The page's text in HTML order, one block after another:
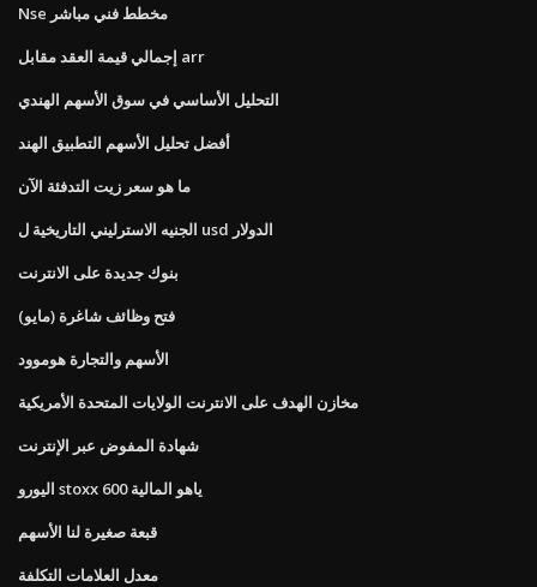
Nse مخطط فني مباشر
إجمالي قيمة العقد مقابل arr
التحليل الأساسي في سوق الأسهم الهندي
أفضل تحليل الأسهم التطبيق الهند
ما هو سعر زيت التدفئة الآن
الجنيه الاسترليني التاريخية ل usd الدولار
بنوك جديدة على الانترنت
فتح وظائف شاغرة (مايو)
الأسهم والتجارة هوموود
مخازن الهدف على الانترنت الولايات المتحدة الأمريكية
شهادة المفوض عبر الإنترنت
اليورو stoxx 600 ياهو المالية
قبعة صغيرة لنا الأسهم
معدل العلامات التكلفة